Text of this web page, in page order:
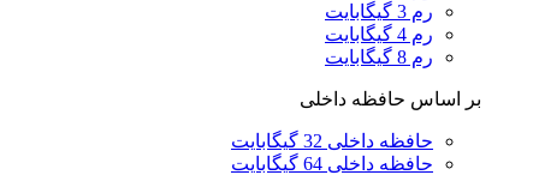
رم 3 گیگابایت
رم 4 گیگابایت
رم 8 گیگابایت
بر اساس حافظه داخلی
حافظه داخلی 32 گیگابایت
حافظه داخلی 64 گیگابایت